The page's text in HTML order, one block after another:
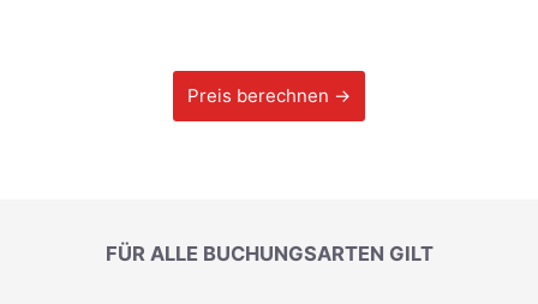
Preis berechnen →
FÜR ALLE BUCHUNGSARTEN GILT